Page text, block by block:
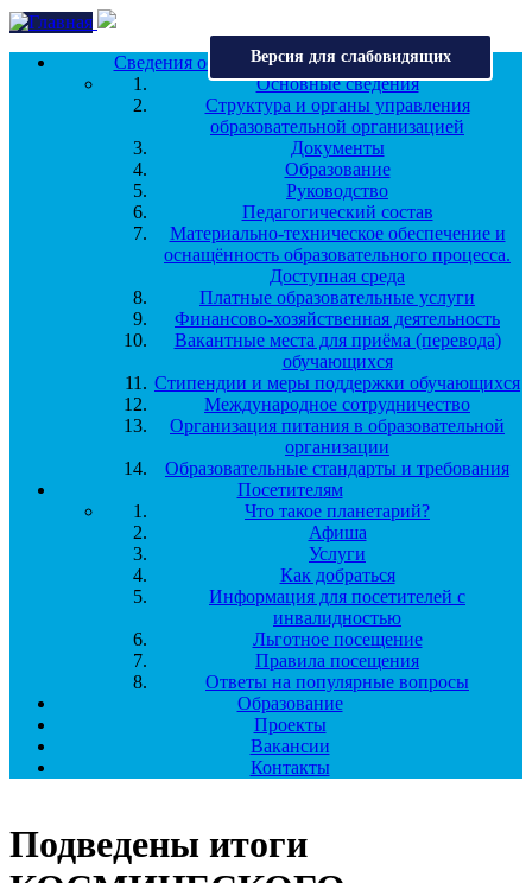
Перейти к основному содержанию
Версия для слабовидящих
Сведения об образовательной организации
Основные сведения
Структура и органы управления
образовательной организацией
Документы
Образование
Руководство
Педагогический состав
Материально-техническое обеспечение и
оснащённость образовательного процесса.
Доступная среда
Платные образовательные услуги
Финансово-хозяйственная деятельность
Вакантные места для приёма (перевода)
обучающихся
Стипендии и меры поддержки обучающихся
Международное сотрудничество
Организация питания в образовательной
организации
Образовательные стандарты и требования
Посетителям
Что такое планетарий?
Афиша
Услуги
Как добраться
Информация для посетителей с
инвалидностью
Льготное посещение
Правила посещения
Ответы на популярные вопросы
Образование
Проекты
Вакансии
Контакты
Подведены итоги